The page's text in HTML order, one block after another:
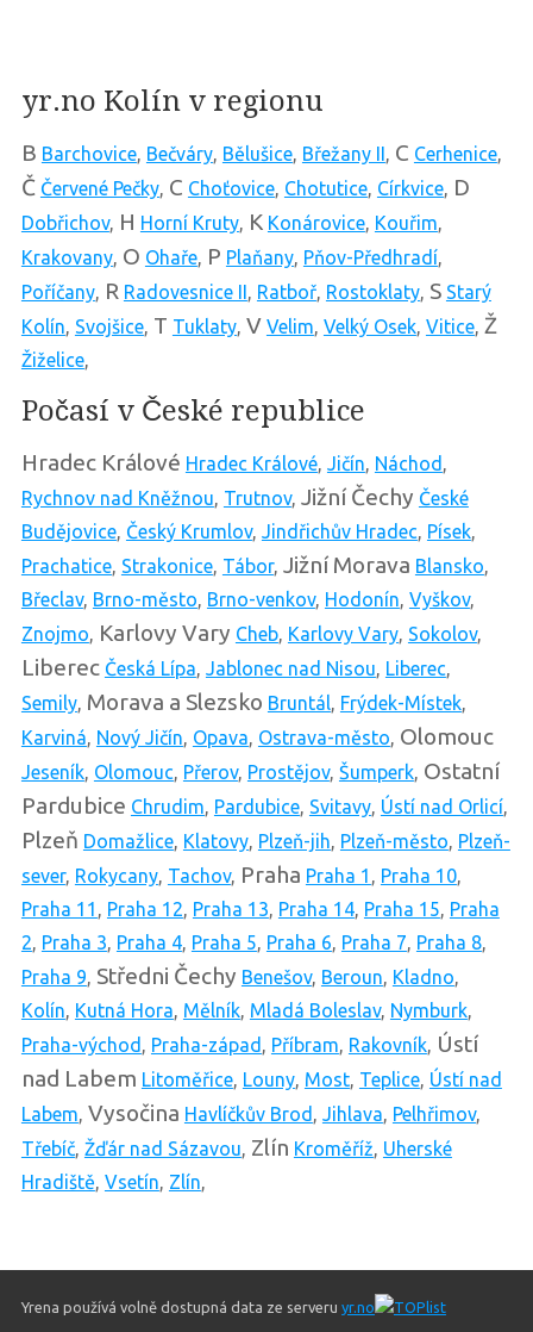
yr.no Kolín v regionu
B Barchovice, Bečváry, Bělušice, Břežany II, C Cerhenice,
Č Červené Pečky, C Choťovice, Chotutice, Církvice, D
Dobřichov, H Horní Kruty, K Konárovice, Kouřim,
Krakovany, O Ohaře, P Plaňany, Pňov-Předhradí,
Poříčany, R Radovesnice II, Ratboř, Rostoklaty, S Starý
Kolín, Svojšice, T Tuklaty, V Velim, Velký Osek, Vitice, Ž
Žiželice,
Počasí v České republice
Hradec Králové Hradec Králové, Jičín, Náchod ,
Rychnov nad Kněžnou, Trutnov, Jižní Čechy České
Budějovice, Český Krumlov, Jindřichův Hradec, Písek,
Prachatice, Strakonice, Tábor, Jižní Morava Blansko,
Břeclav, Brno-město, Brno-venkov, Hodonín, Vyškov,
Znojmo, Karlovy Vary Cheb, Karlovy Vary, Sokolov,
Liberec Česká Lípa, Jablonec nad Nisou, Liberec,
Semily, Morava a Slezsko Bruntál, Frýdek-Místek,
Karviná, Nový Jičín, Opava, Ostrava-město, Olomouc
Jeseník, Olomouc, Přerov, Prostějov, Šumperk, Ostatní
Pardubice Chrudim, Pardubice, Svitavy, Ústí nad Orlicí,
Plzeň Domažlice, Klatovy, Plzeň-jih, Plzeň-město, Plzeň-
sever, Rokycany, Tachov, Praha Praha 1 , Praha 10,
Praha 11 , Praha 12, Praha 13, Praha 14, Praha 15, Praha
2, Praha 3, Praha 4, Praha 5, Praha 6, Praha 7, Praha 8,
Praha 9, Středni Čechy Benešov, Beroun, Kladno,
Kolín, Kutná Hora, Mělník, Mladá Boleslav, Nymburk,
Praha-východ , Praha-západ , Příbram, Rakovník, Ústí
nad Labem Litoměřice, Louny, Most, Teplice, Ústí nad
Labem, Vysočina Havlíčkův Brod , Jihlava, Pelhřimov,
Třebíč, Žďár nad Sázavou, Zlín Kroměříž, Uherské
Hradiště, Vsetín, Zlín,
Yrena používá volně dostupná data ze serveru yr.no